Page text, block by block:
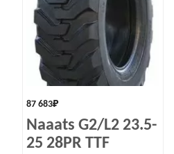
87 683₽
Naaats G2/L2 23.5-
25 28PR TTF